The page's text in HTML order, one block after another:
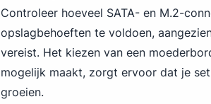
Controleer hoeveel SATA- en M.2-
opslagbehoeften te voldoen,
vereist. Het kiezen van een
mogelijk maakt, zorgt ervoor dat je
groeien.